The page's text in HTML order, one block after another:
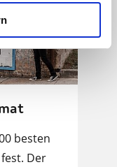
besten
Der